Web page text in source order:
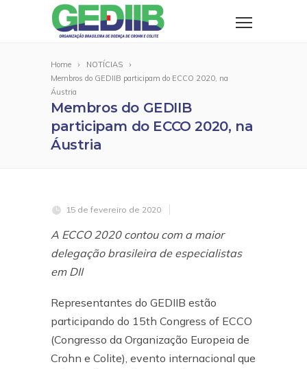
Home
NOTÍCIAS
Membros do GEDIIB participam do ECCO 2020, na
Áustria
Membros do GEDIIB
participam do ECCO 2020, na
Áustria
15 de fevereiro de 2020
A ECCO 2020 contou com a maior
delegação brasileira de especialistas
em DII
Representantes do GEDIIB estão
participando do 15th Congress of ECCO
(Congresso da Organização Europeia de
Crohn e Colite), evento internacional que